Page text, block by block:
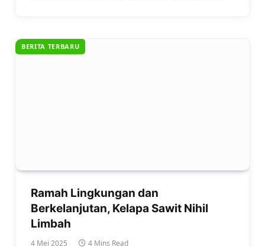
BERITA TERBARU
Ramah Lingkungan dan
Berkelanjutan, Kelapa Sawit Nihil
Limbah
4 Mei 2025 4 Mins Read